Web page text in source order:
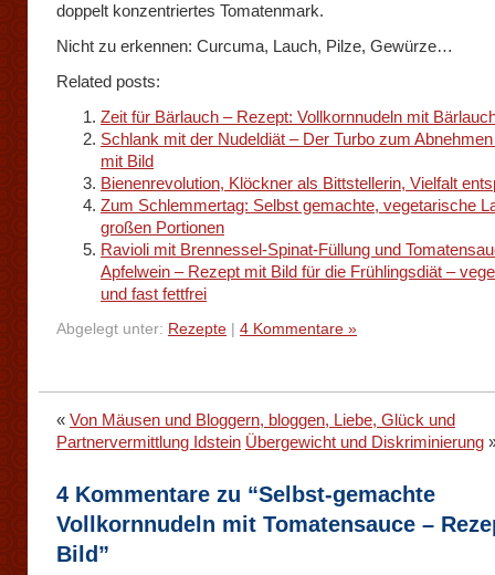
doppelt konzentriertes Tomatenmark.
Nicht zu erkennen: Curcuma, Lauch, Pilze, Gewürze…
Related posts:
Zeit für Bärlauch – Rezept: Vollkornnudeln mit
Schlank mit der Nudeldiät – Der Turbo zum
mit Bild
Bienenrevolution, Klöckner als Bittstellerin, Vielfalt
Zum Schlemmertag: Selbst gemachte, vegetarische
großen Portionen
Ravioli mit Brennessel-Spinat-Füllung und
Apfelwein – Rezept mit Bild für die Frühlingsdiät –
und fast fettfrei
Abgelegt unter: Rezepte 4 Kommentare »
« Von Mäusen und Bloggern, bloggen, Liebe, Glück und
Partnervermittlung Idstein Übergewicht und Diskriminierung
4 Kommentare zu “Selbst-gemachte
Vollkornnudeln mit Tomatensauce –
Bild”